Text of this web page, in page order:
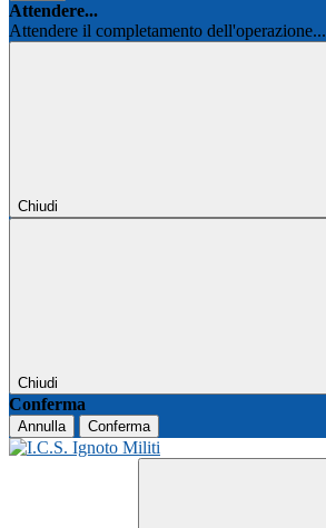
Attendere...
Attendere il completamento dell'operazione...
Chiudi
Chiudi
Conferma
Annulla Conferma